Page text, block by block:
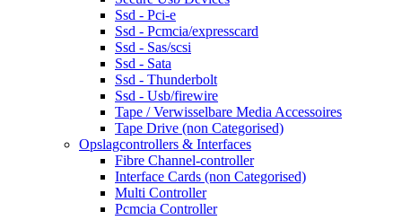
Ssd - Pci-e
Ssd - Pcmcia/expresscard
Ssd - Sas/scsi
Ssd - Sata
Ssd - Thunderbolt
Ssd - Usb/firewire
Tape / Verwisselbare Media Accessoires
Tape Drive (non Categorised)
Opslagcontrollers & Interfaces
Fibre Channel-controller
Interface Cards (non Categorised)
Multi Controller
Pcmcia Controller